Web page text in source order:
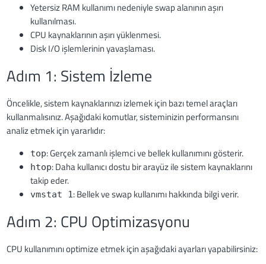
Yetersiz RAM kullanımı nedeniyle swap alanının aşırı
kullanılması.
CPU kaynaklarının aşırı yüklenmesi.
Disk I/O işlemlerinin yavaşlaması.
Adım 1: Sistem İzleme
Öncelikle, sistem kaynaklarınızı izlemek için bazı temel araçları
kullanmalısınız. Aşağıdaki komutlar, sisteminizin performansını
analiz etmek için yararlıdır:
top: Gerçek zamanlı işlemci ve bellek kullanımını gösterir.
htop: Daha kullanıcı dostu bir arayüz ile sistem kaynaklarını
takip eder.
vmstat 1: Bellek ve swap kullanımı hakkında bilgi verir.
Adım 2: CPU Optimizasyonu
CPU kullanımını optimize etmek için aşağıdaki ayarları yapabilirsiniz: